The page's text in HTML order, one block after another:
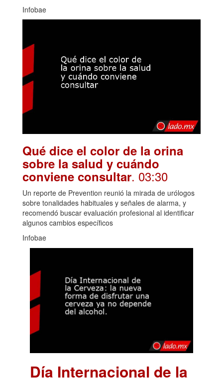
Infobae
Qué dice el color de la orina
sobre la salud y cuándo
conviene consultar. 03:30
Un reporte de Prevention reunió la mirada de urólogos
sobre tonalidades habituales y señales de alarma, y
recomendó buscar evaluación profesional al identificar
algunos cambios específicos
Infobae
Día Internacional de la